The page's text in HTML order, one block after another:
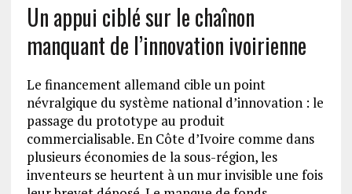
Un appui ciblé sur le chaînon
manquant de l’innovation ivoirienne
Le financement allemand cible un point
névralgique du système national d’innovation : le
passage du prototype au produit
commercialisable. En Côte d’Ivoire comme dans
plusieurs économies de la sous-région, les
inventeurs se heurtent à un mur invisible une fois